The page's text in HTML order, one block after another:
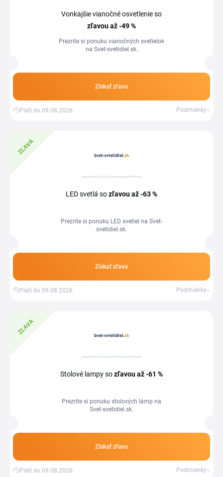
Vonkajšie vianočné osvetlenie so
zľavouaž -49 %
Prezrite si ponuku vianočných svetielok
na Svet-svetidiel.sk.
Získať zľavu
Platí do 09.08.2026 Podmienky
ZĽAVA
LED svetlá sozľavouaž -63 %
Prezrite si ponuku LED svetiel na Svet-
svetidiel.sk.
Získať zľavu
Platí do 09.08.2026 Podmienky
ZĽAVA
Stolové lampy sozľavouaž -61 %
Prezrite si ponuku stolových lámp na
Svet-svetidiel.sk.
Získať zľavu
Platí do 09.08.2026 Podmienky